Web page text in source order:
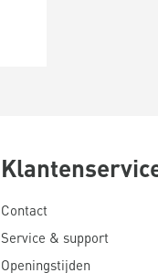
Contact
Service & support
Openingstijden